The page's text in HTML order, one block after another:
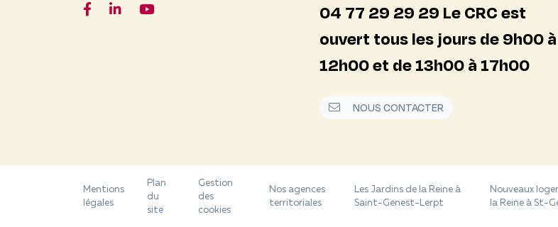
FacebookLinkedInYouTube
04 77 29 29 29 Le CRC est
ouvert tous les jours de 9h00 à
12h00 et de 13h00 à 17h00
NOUS CONTACTER
Mentions
légales
Plan
du
site
Gestion
des
cookies
Nos agences
territoriales
Les Jardins de la Reine à
Saint-Genest-Lerpt
Nouveaux
la Reine à St-